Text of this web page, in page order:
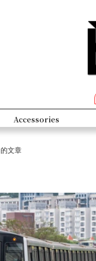
People
的文章